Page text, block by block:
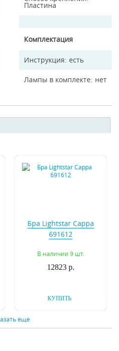
Пластина
Комплектация
Инструкция есть
Лампы в комплекте нет
Бра Lightstar Cappa
691612
В наличии 9 шт.
12823 р.
КУПИТЬ
еще